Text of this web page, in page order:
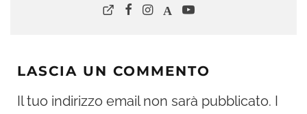
LASCIA UN COMMENTO
Il tuo indirizzo email non sarà pubblicato. I